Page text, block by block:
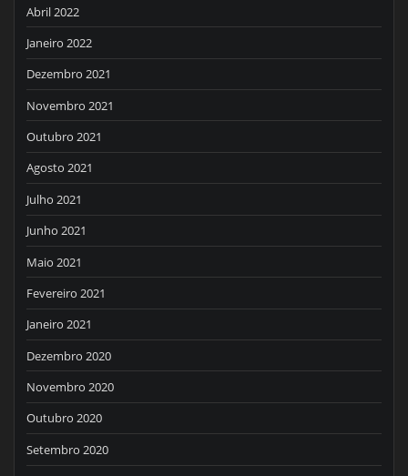
Abril 2022
Janeiro 2022
Dezembro 2021
Novembro 2021
Outubro 2021
Agosto 2021
Julho 2021
Junho 2021
Maio 2021
Fevereiro 2021
Janeiro 2021
Dezembro 2020
Novembro 2020
Outubro 2020
Setembro 2020